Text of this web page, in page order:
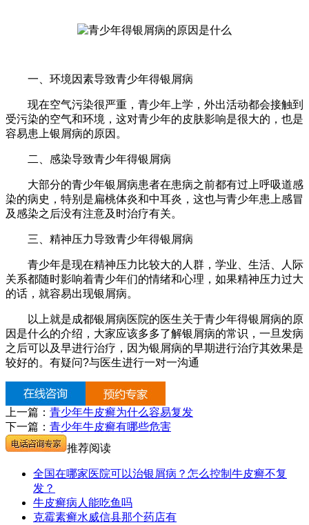
一、环境因素导致青少年得银屑病
现在空气污染很严重，青少年上学，外出活动都会接触到
受污染的空气和环境，这对青少年的皮肤影响是很大的，也是
容易患上银屑病的原因。
二、感染导致青少年得银屑病
大部分的青少年银屑病患者在患病之前都有过上呼吸道感
染的病史，特别是扁桃体炎和中耳炎，这也与青少年患上感冒
及感染之后没有注意及时治疗有关。
三、精神压力导致青少年得银屑病
青少年是现在精神压力比较大的人群，学业、生活、人际
关系都随时影响着青少年们的情绪和心理，如果精神压力过大
的话，就容易出现银屑病。
以上就是成都银屑病医院的医生关于青少年得银屑病的原
因是什么的介绍，大家应该多多了解银屑病的常识，一旦发病
之后可以及早进行治疗，因为银屑病的早期进行治疗其效果是
较好的。有疑问?与医生进行一对一沟通
上一篇： 青少年牛皮癣为什么容易复发
下一篇： 青少年牛皮癣有哪些危害
推荐阅读
全国在哪家医院可以治银屑病？怎么控制牛皮癣不复
发？
牛皮癣病人能吃鱼吗
克霉素癣水威信县那个药店有